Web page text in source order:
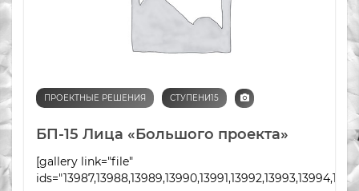
ПРОЕКТНЫЕ РЕШЕНИЯ СТУПЕНИ15
БП-15 Лица «Большого проекта»
[gallery link="file"